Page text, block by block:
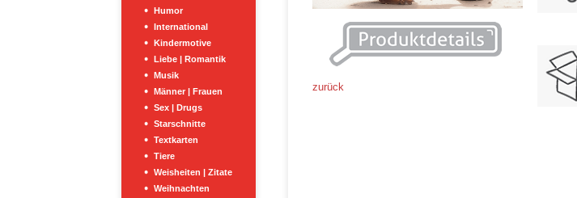
Humor
International
Kindermotive
Liebe | Romantik
Musik
Männer | Frauen
Sex | Drugs
Starschnitte
Textkarten
Tiere
Weisheiten | Zitate
Weihnachten
zurück